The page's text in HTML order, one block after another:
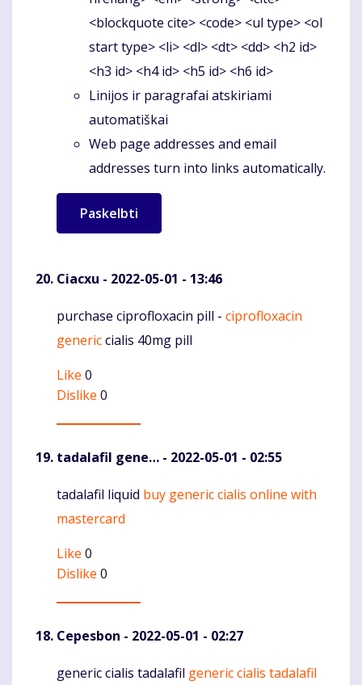
<blockquote cite> <code> <ul type> <ol
start type> <li> <dl> <dt> <dd> <h2 id>
<h3 id> <h4 id> <h5 id> <h6 id>
Linijos ir paragrafai atskiriami
automatiškai
Web page addresses and email
addresses turn into links automatically.
Ciacxu - 2022-05-01 - 13:46
Komentaras
purchase ciprofloxacin pill - ciprofloxacin
genericcialis 40mg pill
Like 0
Dislike 0
tadalafil gene… - 2022-05-01 - 02:55
Komentaras
tadalafil liquid buy generic cialis online with
mastercard
Like 0
Dislike 0
Cepesbon - 2022-05-01 - 02:27
Komentaras
generic cialis tadalafil generic cialis tadalafil